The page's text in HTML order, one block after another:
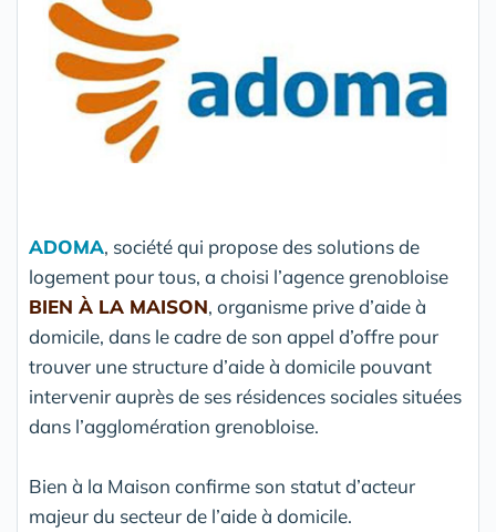
ADOMA, société qui propose des solutions de
logement pour tous, a choisi l’agence grenobloise
BIEN À LA MAISON, organisme prive d’aide à
domicile, dans le cadre de son appel d’offre pour
trouver une structure d’aide à domicile pouvant
intervenir auprès de ses résidences sociales situées
dans l’agglomération grenobloise.
Bien à la Maison confirme son statut d’acteur
majeur du secteur de l’aide à domicile.